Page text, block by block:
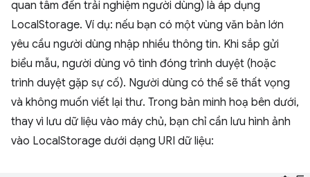
quan tâm đến trải nghiệm người dùng) là áp dụng
LocalStorage. Ví dụ: nếu bạn có một vùng văn bản lớn
yêu cầu người dùng nhập nhiều thông tin. Khi sắp gửi
biểu mẫu, người dùng vô tình đóng trình duyệt (hoặc
trình duyệt gặp sự cố). Người dùng có thể sẽ thất vọng
và không muốn viết lại thư. Trong bản minh hoạ bên dưới,
thay vì lưu dữ liệu vào máy chủ, bạn chỉ cần lưu hình ảnh
vào LocalStorage dưới dạng URI dữ liệu: